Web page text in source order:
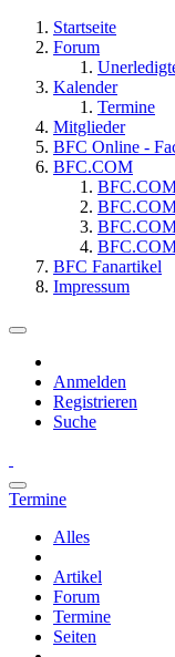
Startseite
Forum
Kalender
Termine
Mitglieder
BFC Online -
BFC.COM
BFC Fanartikel
Impressum
Anmelden
Registrieren
Suche
Termine
Alles
Artikel
Forum
Termine
Seiten